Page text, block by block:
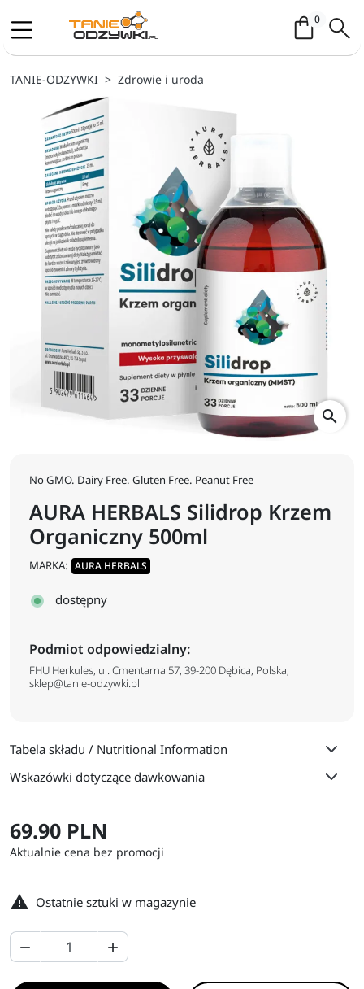
0Koszyk /
TANIE-ODZYWKI Zdrowie i uroda
search
No GMO. Dairy Free. Gluten Free. Peanut Free
AURA HERBALS Silidrop Krzem
Organiczny 500ml
MARKA: AURA HERBALS
dostępny
Podmiot odpowiedzialny:
FHU Herkules, ul. Cmentarna 57, 39-200 Dębica, Polska;
sklep@tanie-odzywki.pl
Tabela składu / Nutritional Information
Wskazówki dotyczące dawkowania
69.90 PLN
Aktualnie cena bez promocji
 Ostatnie sztuki w magazynie
 